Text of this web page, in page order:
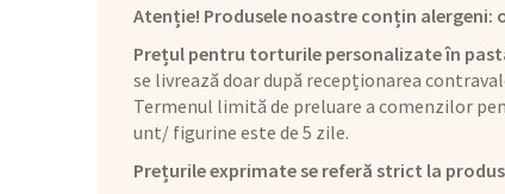
Atenție! Produsele noastre conțin alergeni:
Prețul pentru torturile personalizate în
se livrează doar după recepționarea
Termenul limită de preluare a comenzilor
unt/ figurine este de 5 zile.
Prețurile exprimate se referă strict la